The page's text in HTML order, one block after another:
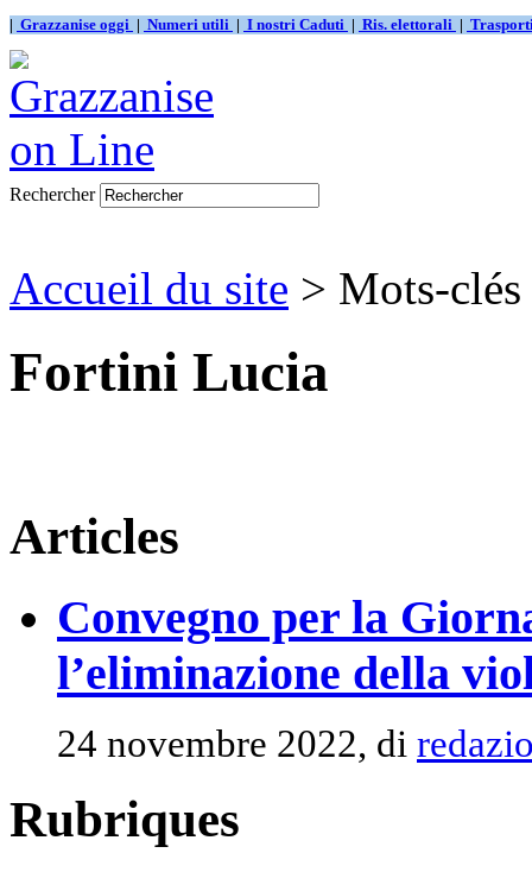
| Grazzanise oggi | Numeri utili | I nostri Caduti | Ris. elettorali |
Rechercher
Accueil du site > Mots-
Fortini Lucia
Articles
Convegno per la
l’eliminazione della
24 novembre 2022, di
Rubriques